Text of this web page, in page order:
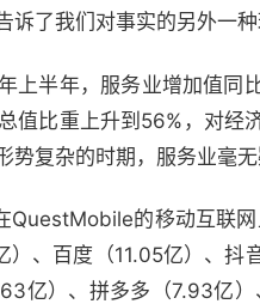
了我们对事实的另外一种
上半年，服务业增加值同
值比重上升到56%，对
复杂的时期，服务业毫无
QuestMobile的移动互联
）、百度（11.05亿）、
亿）、拼多多（7.93亿